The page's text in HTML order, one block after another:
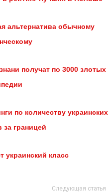
альтернатива обычному
получат по 3000 злотых
по количеству украинских
за границей
украинский класс
Следующая статья